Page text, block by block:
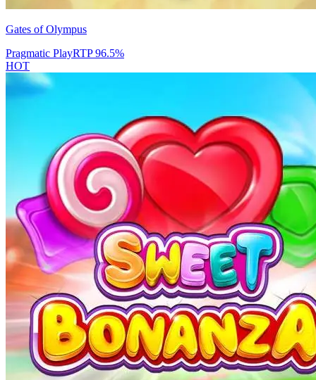
Gates of Olympus
Pragmatic PlayRTP96.5%
HOT